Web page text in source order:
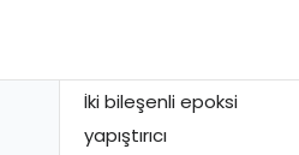
İki bileşenli epoksi
yapıştırıcı